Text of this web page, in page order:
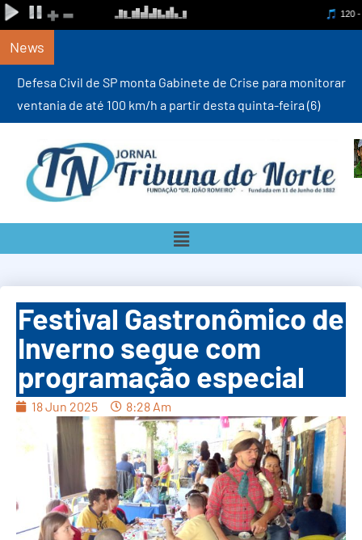
News
Defesa Civil de SP monta Gabinete de Crise para monitorar
ventania de até 100 km/h a partir desta quinta-feira (6)
Festival Gastronômico de
Inverno segue com
programação especial
18 Jun 2025 8:28 Am